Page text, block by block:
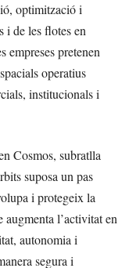
optimització i
i de les flotes en
empreses pretenen
operatius
institucionals i
Cosmos, subratlla
suposa un pas
i protegeix la
augmenta l’activitat en
autonomia i
segura i